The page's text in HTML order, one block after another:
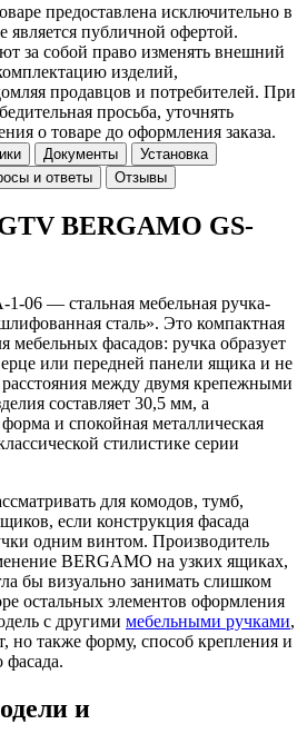
предоставлена исключительно в
является публичной офертой.
за собой право изменять внешний
изделий,
продавцов и потребителей. При
просьба, уточнять
о товаре до оформления заказа.
Документы
Установка
и ответы Отзывы
BERGAMO GS-
06 — стальная мебельная ручка-
сталь». Это компактная
мебельных фасадов: ручка образует
или передней панели ящика и не
между двумя крепежными
составляет 30,5 мм, а
и спокойная металлическая
стилистике серии
для комодов, тумб,
если конструкция фасада
одним винтом. Производитель
BERGAMO на узких ящиках,
бы визуально занимать слишком
остальных элементов оформления
с другими мебельными ручками,
но также форму, способ крепления и
фасада.
и